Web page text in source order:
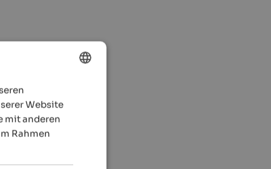
GERMAN
Website
mit anderen
Rahmen